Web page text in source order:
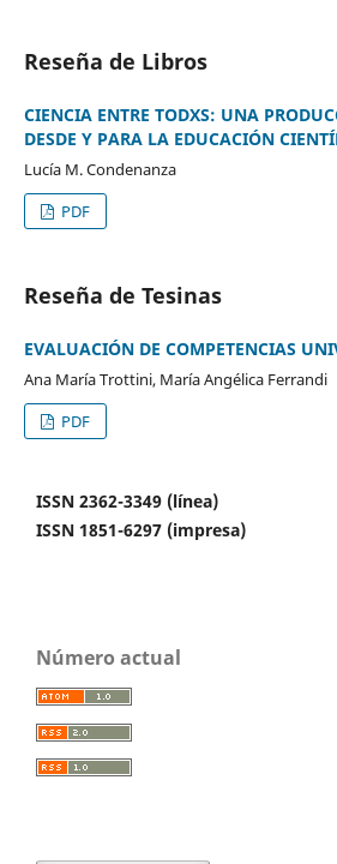
Reseña de Libros
CIENCIA ENTRE TODXS: UNA
DESDE Y PARA LA EDUCACIÓN
Lucía M. Condenanza
PDF
Reseña de Tesinas
EVALUACIÓN DE COMPETENCIAS
Ana María Trottini, María Angélica Ferrandi
PDF
ISSN 2362-3349 (línea)
ISSN 1851-6297 (impresa)
Número actual